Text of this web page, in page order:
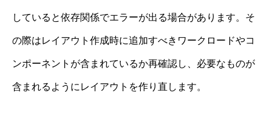
していると依存関係でエラーが出る場合があります。そ
の際はレイアウト作成時に追加すべきワークロードやコ
ンポーネントが含まれているか再確認し、必要なものが
含まれるようにレイアウトを作り直します。